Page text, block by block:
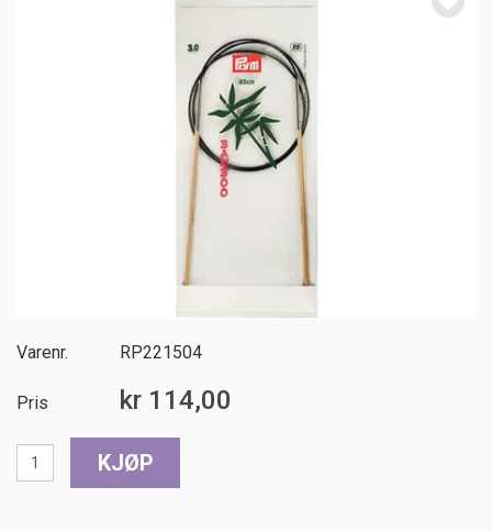
Varenr. RP221504
Pris kr 114,00